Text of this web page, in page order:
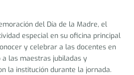
del Día de la Madre, el
especial en su oficina principal
y celebrar a las docentes en
las maestras jubiladas y
la institución durante la jornada.